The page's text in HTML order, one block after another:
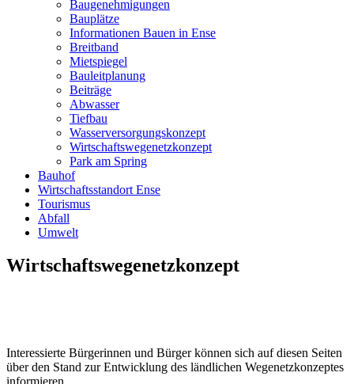
Baugenehmigungen
Bauplätze
Informationen Bauen in Ense
Breitband
Mietspiegel
Bauleitplanung
Beiträge
Abwasser
Tiefbau
Wasserversorgungskonzept
Wirtschaftswegenetzkonzept
Park am Spring
Bauhof
Wirtschaftsstandort Ense
Tourismus
Abfall
Umwelt
Wirtschaftswegenetzkonzept
Interessierte Bürgerinnen und Bürger können sich auf diesen Seiten
über den Stand zur Entwicklung des ländlichen Wegenetzkonzeptes